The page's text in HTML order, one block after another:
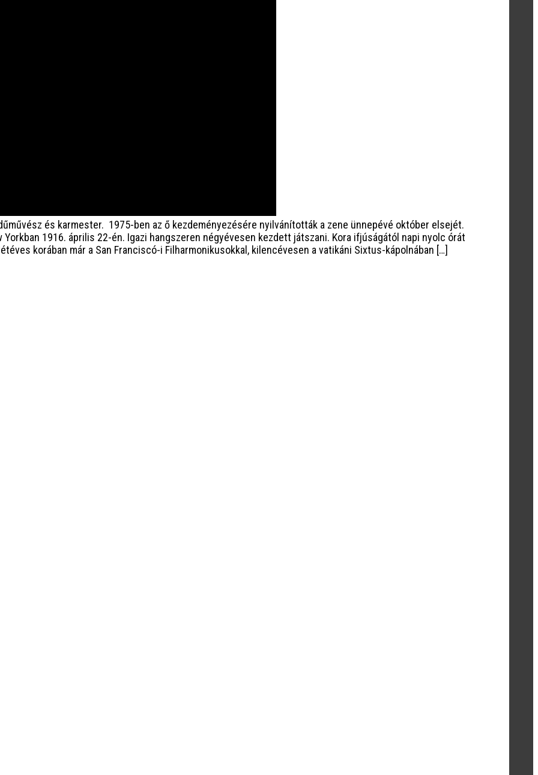
és karmester. 1975-ben az ő kezdeményezésére nyilvánították a zene ünnepévé október elsejét.
1916. április 22-én. Igazi hangszeren négyévesen kezdett játszani. Kora ifjúságától napi nyolc órát
korában már a San Franciscó-i Filharmonikusokkal, kilencévesen a vatikáni Sixtus-kápolnában […]